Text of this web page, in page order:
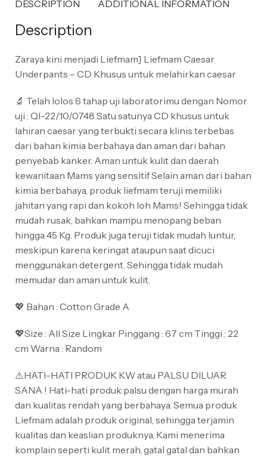
DESCRIPTION ADDITIONAL INFORMATION
Description
Zaraya kini menjadi Liefmam] Liefmam Caesar
Underpants – CD Khusus untuk melahirkan caesar
🔬 Telah lolos 6 tahap uji laboratorimu dengan Nomor
uji : QI-22/10/0748 Satu satunya CD khusus untuk
lahiran caesar yang terbukti secara klinis terbebas
dari bahan kimia berbahaya dan aman dari bahan
penyebab kanker. Aman untuk kulit dan daerah
kewanitaan Mams yang sensitif Selain aman dari bahan
kimia berbahaya, produk liefmam teruji memiliki
jahitan yang rapi dan kokoh loh Mams! Sehingga tidak
mudah rusak, bahkan mampu menopang beban
hingga 45 Kg. Produk juga teruji tidak mudah luntur,
meskipun karena keringat ataupun saat dicuci
menggunakan detergent. Sehingga tidak mudah
memudar dan aman untuk kulit.
💖 Bahan : Cotton Grade A
💖Size : All Size Lingkar Pinggang : 67 cm Tinggi : 22
cm Warna : Random
⚠️HATI-HATI PRODUK KW atau PALSU DILUAR
SANA ! Hati-hati produk palsu dengan harga murah
dan kualitas rendah yang berbahaya. Semua produk
Liefmam adalah produk original, sehingga terjamin
kualitas dan keaslian produknya. Kami menerima
komplain seperti kulit merah, gatal gatal dan bahkan